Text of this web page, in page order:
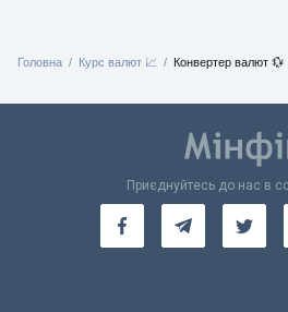
Головна Курс валют 📈 Конвертер валют 💱
Приєднуйтесь до нас в